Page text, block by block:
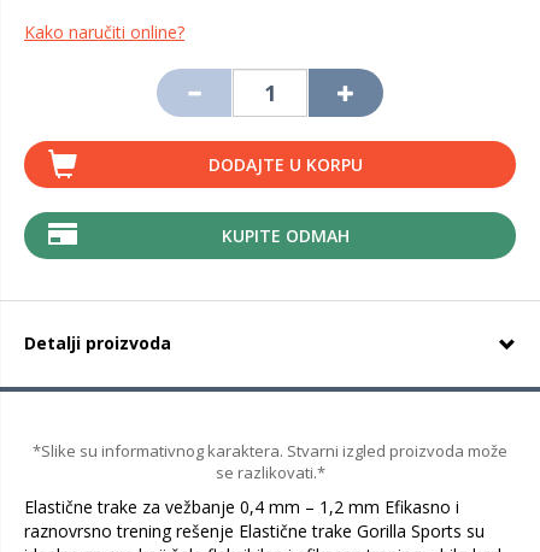
Kako naručiti online?
DODAJTE U KORPU
KUPITE ODMAH
Detalji proizvoda
*Slike su informativnog karaktera. Stvarni izgled proizvoda može
se razlikovati.*
Elastične trake za vežbanje 0,4 mm – 1,2 mm Efikasno i
raznovrsno trening rešenje Elastične trake Gorilla Sports su